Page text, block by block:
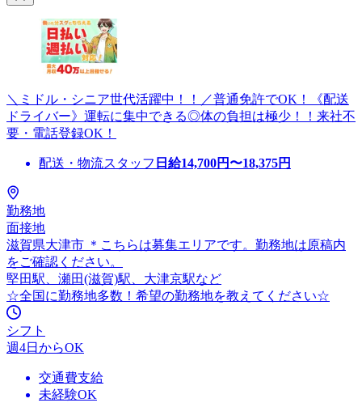
＼ミドル・シニア世代活躍中！！／普通免許でOK！《配送
ドライバー》運転に集中できる◎体の負担は極少！！来社不
要・電話登録OK！
配送・物流スタッフ 日給14,700円〜18,375円
勤務地
面接地
滋賀県大津市 ＊こちらは募集エリアです。勤務地は原稿内
をご確認ください。
堅田駅、瀬田(滋賀)駅、大津京駅など
☆全国に勤務地多数！希望の勤務地を教えてください☆
シフト
週4日からOK
交通費支給
未経験OK